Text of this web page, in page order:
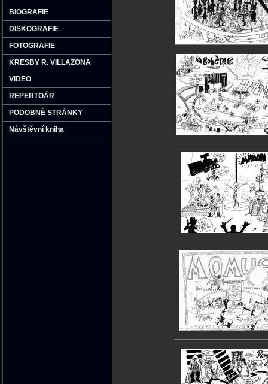
BIOGRAFIE
DISKOGRAFIE
FOTOGRAFIE
KRESBY R. VILLAZONA
VIDEO
REPERTOÁR
PODOBNÉ STRÁNKY
Návštěvní kniha